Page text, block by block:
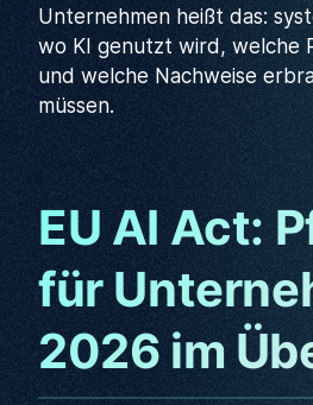
Unternehmen heißt das:
wo KI genutzt wird, welche
und welche Nachweise
müssen.
EU AI Act:
für
2026 im